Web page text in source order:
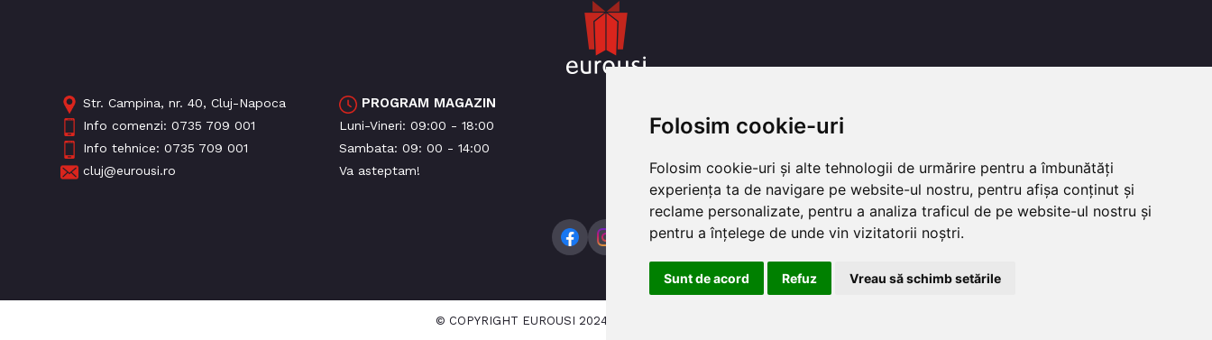
Folosim cookie-uri
Folosim cookie-uri și alte tehnologii de urmărire pentru a îmbunătăți
experiența ta de navigare pe website-ul nostru, pentru afișa conținut și
reclame personalizate, pentru a analiza traficul de pe website-ul nostru și
pentru a înțelege de unde vin vizitatorii noștri.
Sunt de acord Refuz Vreau să schimb setările
Str. Campina, nr. 40, Cluj-Napoca
Info comenzi:0735 709 001
Info tehnice:0735 709 001
cluj@eurousi.ro
PROGRAM MAGAZIN
Luni-Vineri: 09:00 - 18:00
Sambata: 09: 00 - 14:00
Va asteptam!
Alege produsele favorite si trimite o
CERE OFERTA
CHESTIONAR FEEDBACK
© COPYRIGHT EUROUSI 2024.